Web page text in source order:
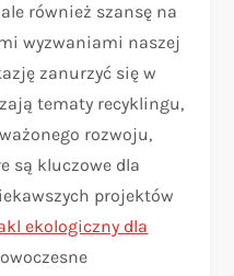
również szansę na
wyzwaniami naszej
zanurzyć się w
tematy recyklingu,
rozwoju,
są kluczowe dla
projektów
ekologiczny dla